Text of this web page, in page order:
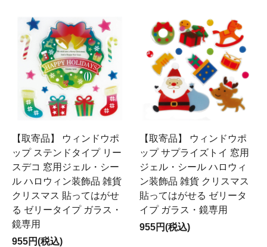
【取寄品】 ウィンドウポ
ップ ステンドタイプ リー
スデコ 窓用ジェル・シー
ル ハロウィン装飾品 雑貨
クリスマス 貼ってはがせ
る ゼリータイプ ガラス・
鏡専用
955円(税込)
【取寄品】 ウィンドウポ
ップ サプライズトイ 窓用
ジェル・シール ハロウィ
ン装飾品 雑貨 クリスマス
貼ってはがせる ゼリータ
イプ ガラス・鏡専用
955円(税込)